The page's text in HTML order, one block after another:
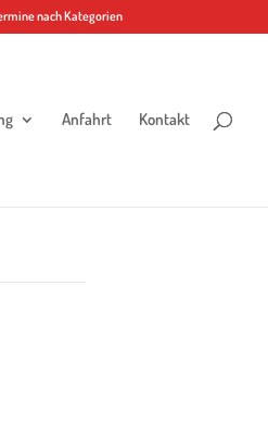
nach Kategorien
Anfahrt Kontakt